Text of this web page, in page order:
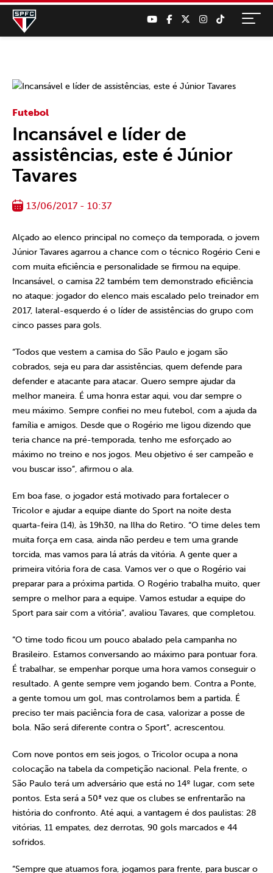
Futebol
Incansável e líder de
assistências, este é Júnior
Tavares
13/06/2017 - 10:37
Alçado ao elenco principal no começo da temporada, o jovem
Júnior Tavares agarrou a chance com o técnico Rogério Ceni e
com muita eficiência e personalidade se firmou na equipe.
Incansável, o camisa 22 também tem demonstrado eficiência
no ataque: jogador do elenco mais escalado pelo treinador em
2017, lateral-esquerdo é o líder de assistências do grupo com
cinco passes para gols.
“Todos que vestem a camisa do São Paulo e jogam são
cobrados, seja eu para dar assistências, quem defende para
defender e atacante para atacar. Quero sempre ajudar da
melhor maneira. É uma honra estar aqui, vou dar sempre o
meu máximo. Sempre confiei no meu futebol, com a ajuda da
família e amigos. Desde que o Rogério me ligou dizendo que
teria chance na pré-temporada, tenho me esforçado ao
máximo no treino e nos jogos. Meu objetivo é ser campeão e
vou buscar isso”, afirmou o ala.
Em boa fase, o jogador está motivado para fortalecer o
Tricolor e ajudar a equipe diante do Sport na noite desta
quarta-feira (14), às 19h30, na Ilha do Retiro. “O time deles tem
muita força em casa, ainda não perdeu e tem uma grande
torcida, mas vamos para lá atrás da vitória. A gente quer a
primeira vitória fora de casa. Vamos ver o que o Rogério vai
preparar para a próxima partida. O Rogério trabalha muito, quer
sempre o melhor para a equipe. Vamos estudar a equipe do
Sport para sair com a vitória”, avaliou Tavares, que completou.
“O time todo ficou um pouco abalado pela campanha no
Brasileiro. Estamos conversando ao máximo para pontuar fora.
É trabalhar, se empenhar porque uma hora vamos conseguir o
resultado. A gente sempre vem jogando bem. Contra a Ponte,
a gente tomou um gol, mas controlamos bem a partida. É
preciso ter mais paciência fora de casa, valorizar a posse de
bola. Não será diferente contra o Sport”, acrescentou.
Com nove pontos em seis jogos, o Tricolor ocupa a nona
colocação na tabela da competição nacional. Pela frente, o
São Paulo terá um adversário que está no 14º lugar, com sete
pontos. Esta será a 50ª vez que os clubes se enfrentarão na
história do confronto. Até aqui, a vantagem é dos paulistas: 28
vitórias, 11 empates, dez derrotas, 90 gols marcados e 44
sofridos.
“Sempre que atuamos fora, jogamos para frente, para buscar o